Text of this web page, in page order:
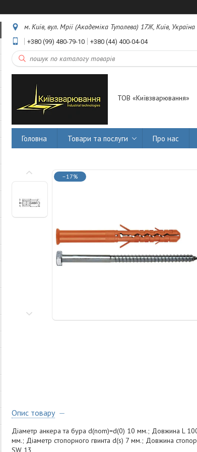
м. Київ, вул. Мрії (Академіка Туполева) 17Ж, Київ, Україна
+380 (99) 480-79-10 +380 (44) 400-04-04
ТОВ «Київзварювання»
Головна Товари та послуги Про нас
–17%
Опис товару
Діаметр анкера та бура d(nom)=d(0) 10 мм.; Довжина L
мм.; Діаметр стопорного гвинта d(s) 7 мм.; Довжина
SW 13